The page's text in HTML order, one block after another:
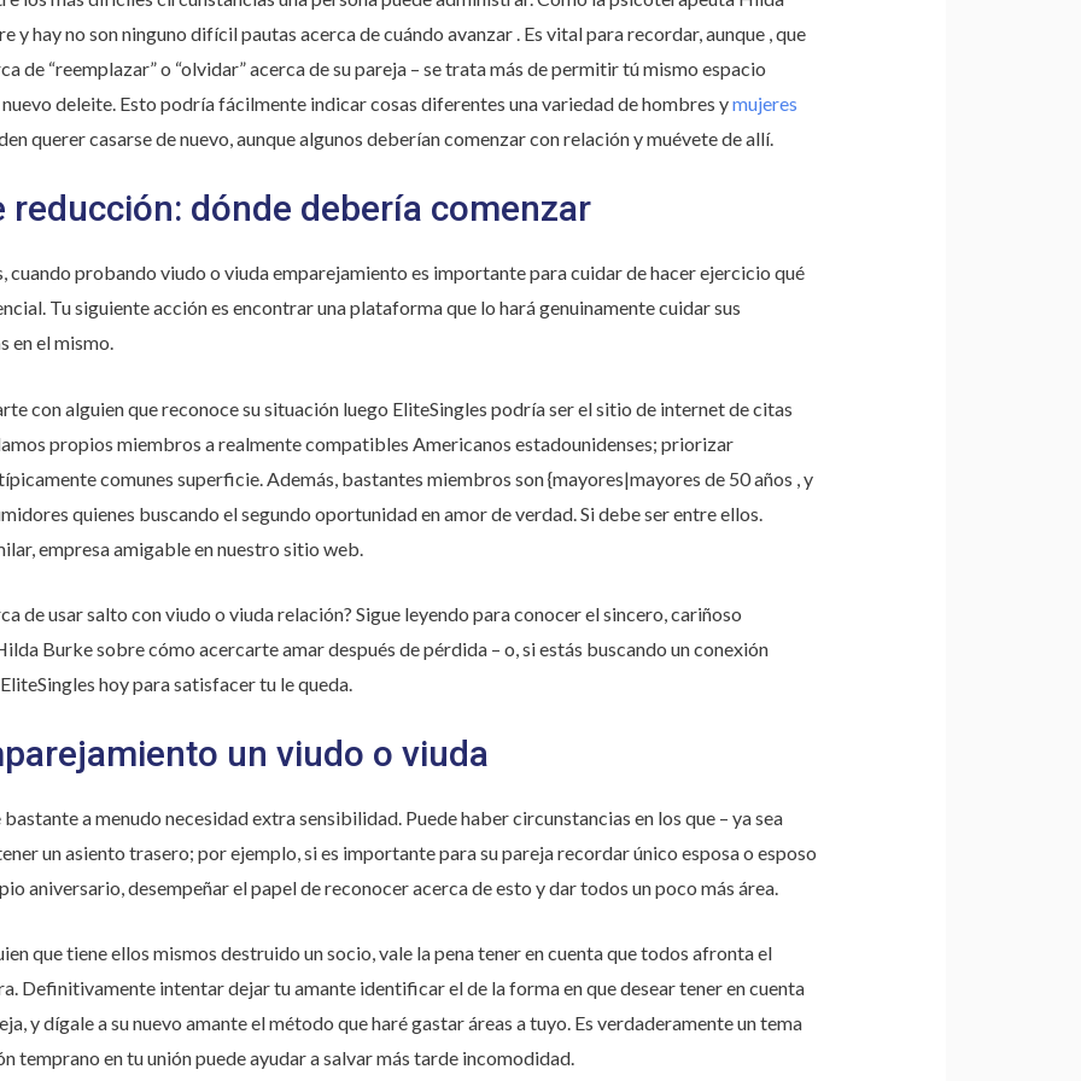
y hay no son ninguno difícil pautas acerca de cuándo avanzar . Es vital para recordar, aunque , que
de “reemplazar” o “olvidar” acerca de su pareja – se trata más de permitir tú mismo espacio
deleite. Esto podría fácilmente indicar cosas diferentes una variedad de hombres ymujeres
querer casarse de nuevo, aunque algunos deberían comenzar con relación y muévete de allí.
reducción: dónde debería comenzar
probando viudo o viuda emparejamiento es importante para cuidar de hacer ejercicio qué
Tu siguiente acción es encontrar una plataforma que lo hará genuinamente cuidar sus
en el mismo.
con alguien que reconoce su situación luego EliteSingles podría ser el sitio de internet de citas
propios miembros a realmente compatibles Americanos estadounidenses; priorizar
comunes superficie. Además, bastantes miembros son {mayores|mayores de 50 años , y
quienes buscando el segundo oportunidad en amor de verdad. Si debe ser entre ellos.
empresa amigable en nuestro sitio web.
de usar salto con viudo o viuda relación? Sigue leyendo para conocer el sincero, cariñoso
Burke sobre cómo acercarte amar después de pérdida – o, si estás buscando un conexión
hoy para satisfacer tu le queda.
un viudo o viuda
a menudo necesidad extra sensibilidad. Puede haber circunstancias en los que – ya sea
un asiento trasero; por ejemplo, si es importante para su pareja recordar único esposa o esposo
aniversario, desempeñar el papel de reconocer acerca de esto y dar todos un poco más área.
que tiene ellos mismos destruido un socio, vale la pena tener en cuenta que todos afronta el
Definitivamente intentar dejar tu amante identificar el de la forma en que desear tener en cuenta
y dígale a su nuevo amante el método que haré gastar áreas a tuyo. Es verdaderamente un tema
temprano en tu unión puede ayudar a salvar más tarde incomodidad.